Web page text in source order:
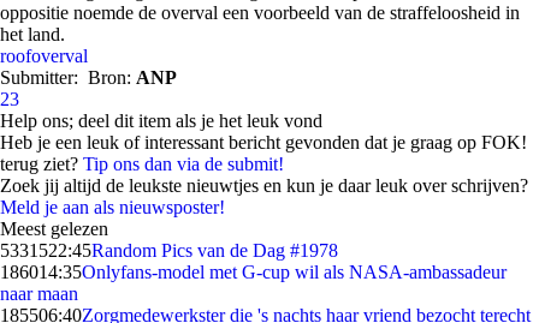
oppositie noemde de overval een voorbeeld van de straffeloosheid in
het land.
roofoverval
Submitter: Bron: ANP
23
Help ons; deel dit item als je het leuk vond
Heb je een leuk of interessant bericht gevonden dat je graag op FOK!
terug ziet? Tip ons dan via de submit!
Zoek jij altijd de leukste nieuwtjes en kun je daar leuk over schrijven?
Meld je aan als nieuwsposter!
Meest gelezen
5331522:45Random Pics van de Dag #1978
186014:35Onlyfans-model met G-cup wil als NASA-ambassadeur
naar maan
185506:40Zorgmedewerkster die 's nachts haar vriend bezocht terecht